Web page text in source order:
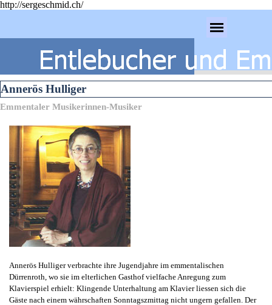
http://sergeschmid.ch/
Annerös Hulliger
Emmentaler Musikerinnen-Musiker
Annerös Hulliger verbrachte ihre Jugendjahre im emmentalischen
Dürrenroth, wo sie im elterlichen Gasthof vielfache Anregung zum
Klavierspiel erhielt: Klingende Unterhaltung am Klavier liessen sich die
Gäste nach einem währschaften Sonntagszmittag nicht ungern gefallen. Der